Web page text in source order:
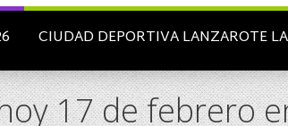
CIUDAD DEPORTIVA LANZAROTE
17 de febrero